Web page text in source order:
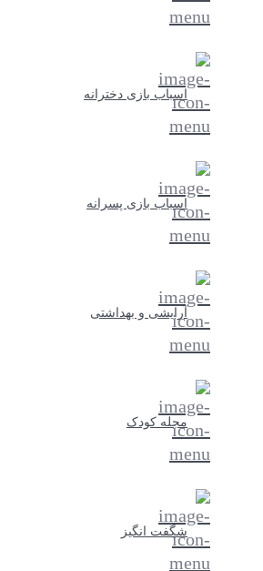
اسباب بازی دخترانه
اسباب بازی پسرانه
آرایشی و بهداشتی
مجله کودک
شگفت انگیز